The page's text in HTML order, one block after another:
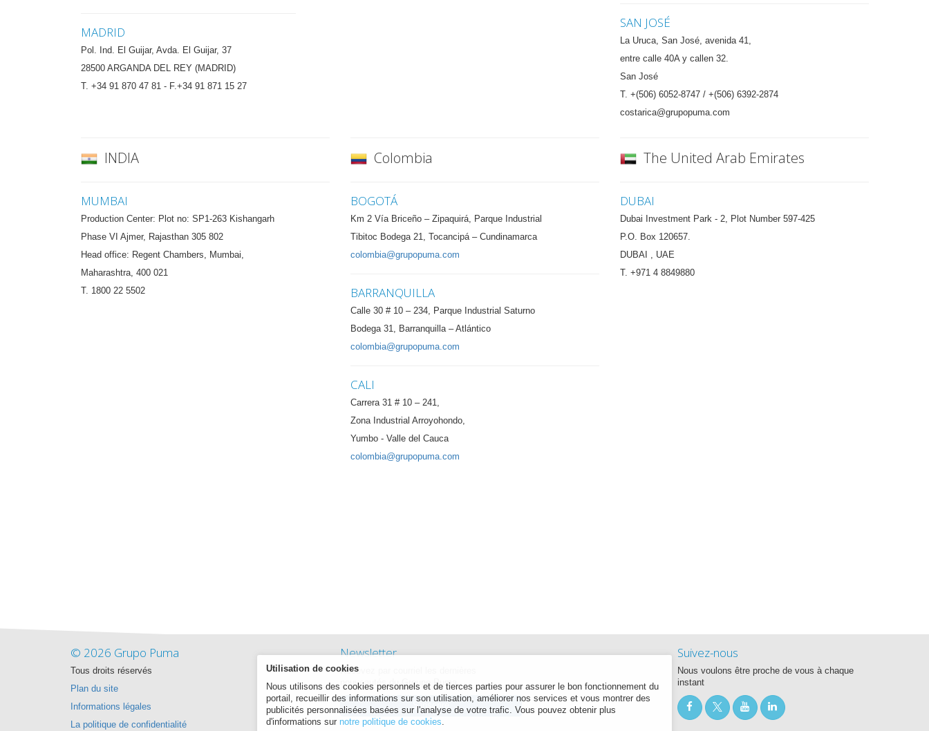
MADRID
Pol. Ind. El Guijar, Avda. El Guijar, 37
28500 ARGANDA DEL REY (MADRID)
T. +34 91 870 47 81 - F.+34 91 871 15 27
SAN JOSÉ
La Uruca, San José, avenida 41,
entre calle 40A y callen 32.
San José
T. +(506) 6052-8747 / +(506) 6392-2874
costarica@grupopuma.com
INDIA
MUMBAI
Production Center: Plot no: SP1-263 Kishangarh
Phase VI Ajmer, Rajasthan 305 802
Head office: Regent Chambers, Mumbai,
Maharashtra, 400 021
T. 1800 22 5502
Colombia
BOGOTÁ
Km 2 Vía Briceño – Zipaquirá, Parque Industrial
Tibitoc Bodega 21, Tocancipá – Cundinamarca
colombia@grupopuma.com
BARRANQUILLA
Calle 30 # 10 – 234, Parque Industrial Saturno
Bodega 31, Barranquilla – Atlántico
colombia@grupopuma.com
CALI
Carrera 31 # 10 – 241,
Zona Industrial Arroyohondo,
Yumbo - Valle del Cauca
colombia@grupopuma.com
The United Arab Emirates
DUBAI
Dubai Investment Park - 2, Plot Number 597-425
P.O. Box 120657.
DUBAI , UAE
T. +971 4 8849880
© 2026 Grupo Puma
Tous droits réservés
Plan du site
Informations légales
La politique de confidentialité
Newsletter
Recevez par courriel les dernières
nouveautés du Groupe Puma.
S'inscrire
Suivez-nous
Nous voulons être proche de vous à chaque
instant
Utilisation de cookies
Nous utilisons des cookies personnels et de tierces parties pour assurer le bon fonctionnement du
portail, recueillir des informations sur son utilisation, améliorer nos services et vous montrer des
publicités personnalisées basées sur l'analyse de votre trafic. Vous pouvez obtenir plus
d'informations sur notre politique de cookies.